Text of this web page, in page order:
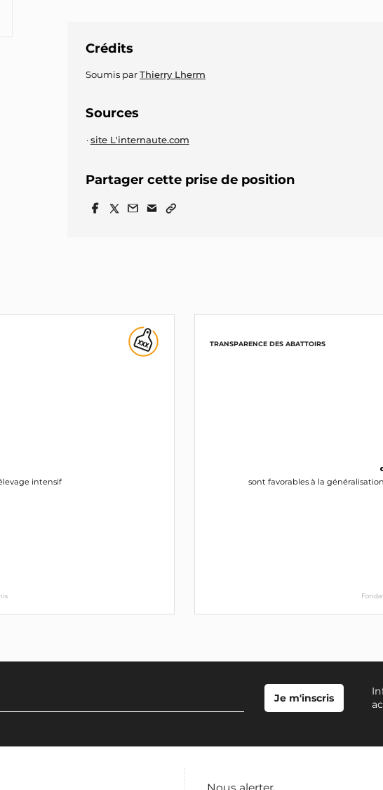
Crédits
Soumis parThierry Lherm
Sources
site L'internaute.com
Partager cette prise de position
intensif
TRANSPARENCE DES ABATTOIRS
sont favorables à la